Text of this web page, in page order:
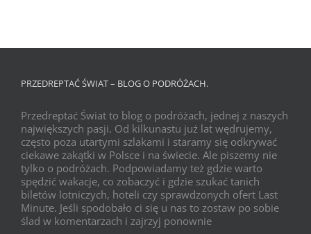
PRZEDREPTAĆ ŚWIAT – BLOG O PODRÓŻACH.
Przedreptać Świat to blog o podróżach, jednej z naszych
największych pasji. Od kilkunastu już lat wędrujemy,
często poza utartymi szlakami i staramy się odkrywać
ciekawe zakątki w Polsce i na świecie. Ale piszemy nie
tylko o podróżach. Podpowiadamy też gdzie warto
spędzić wakacje, co zobaczyć i gdzie szukać tanich
biletów lotniczych, hoteli czy sprawdzonych ofert Last
Minute. Jeśli spodobało ci się u nas to zostaw po sobie
ślad w komentarzach i zajrzyj ponownie